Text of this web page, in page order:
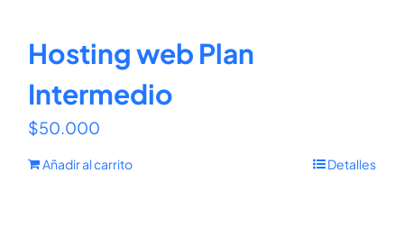
Hosting web Plan
Intermedio
$50.000
Añadir al carrito Detalles